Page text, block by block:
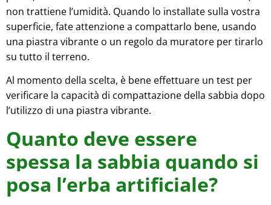
non trattiene l’umidità. Quando lo installate sulla vostra
superficie, fate attenzione a compattarlo bene, usando
una piastra vibrante o un regolo da muratore per tirarlo
su tutto il terreno.
Al momento della scelta, è bene effettuare un test per
verificare la capacità di compattazione della sabbia dopo
l’utilizzo di una piastra vibrante.
Quanto deve essere
spessa la sabbia quando si
posa l’erba artificiale?